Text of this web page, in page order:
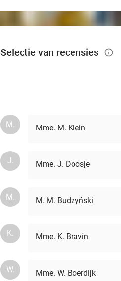
Selectie van recensies info_outlined
M. Mme. M. Klein
J. Mme. J. Doosje
M. M. M. Budzyński
K. Mme. K. Bravin
W. Mme. W. Boerdijk